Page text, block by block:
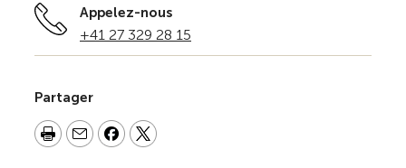
Appelez-nous
+41 27 329 28 15
Partager